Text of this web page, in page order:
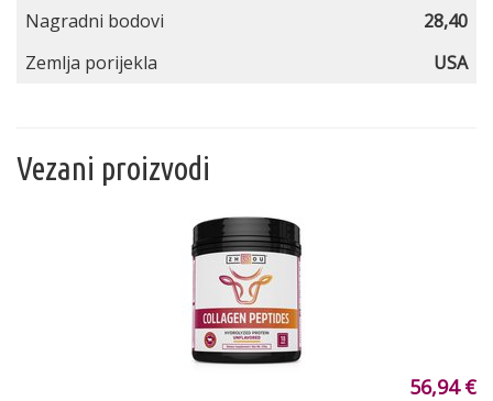
Nagradni bodovi
28,40
Zemlja porijekla
USA
Vezani proizvodi
56,94 €